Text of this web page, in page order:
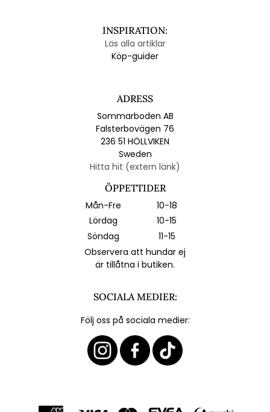
INSPIRATION:
Läs alla artiklar
Köp-guider
ADRESS
Sommarboden AB
Falsterbovägen 76
236 51 HÖLLVIKEN
Sweden
Hitta hit (extern länk)
ÖPPETTIDER
Mån-Fre
10-18
Lördag
10-15
Söndag
11-15
Observera att hundar ej
är tillåtna i butiken.
SOCIALA MEDIER:
Följ oss på sociala medier: